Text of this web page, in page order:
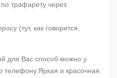
трафарету через
(тут, как говорится,
для Вас способ можно у
телефону.Яркая и красочная